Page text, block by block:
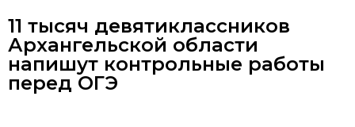
11 тысяч девятиклассников
Архангельской области
напишут контрольные работы
перед ОГЭ